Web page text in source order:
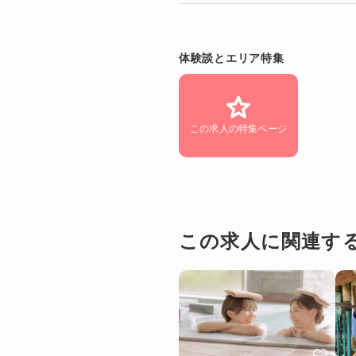
体験談とエリア特集
この求人の特集ページ
この求人に関連す